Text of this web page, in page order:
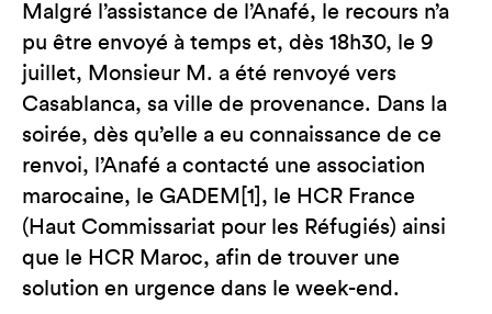
Malgré l’assistance de l’Anafé, le recours n’a
pu être envoyé à temps et, dès 18h30, le 9
juillet, Monsieur M. a été renvoyé vers
Casablanca, sa ville de provenance. Dans la
soirée, dès qu’elle a eu connaissance de ce
renvoi, l’Anafé a contacté une association
marocaine, le GADEM[1], le HCR France
(Haut Commissariat pour les Réfugiés) ainsi
que le HCR Maroc, afin de trouver une
solution en urgence dans le week-end.